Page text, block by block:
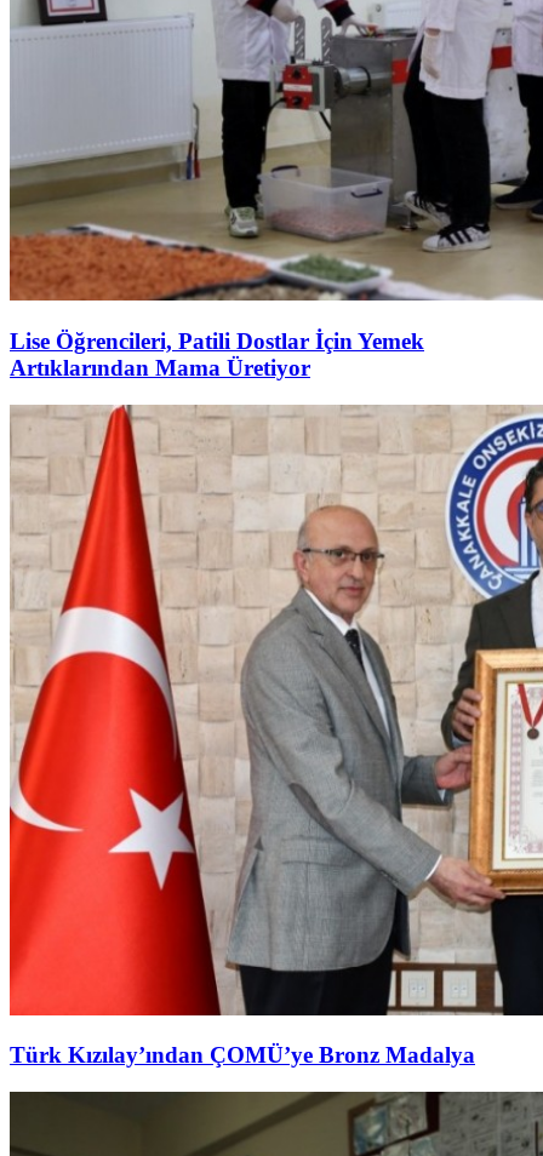
Lise Öğrencileri, Patili Dostlar İçin Yemek
Artıklarından Mama Üretiyor
Türk Kızılay’ından ÇOMÜ’ye Bronz Madalya